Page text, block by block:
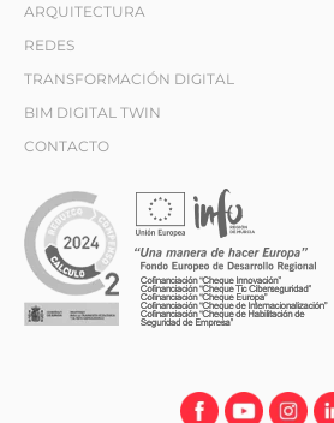
ARQUITECTURA
REDES
TRANSFORMACIÓN DIGITAL
BIM DIGITAL TWIN
CONTACTO